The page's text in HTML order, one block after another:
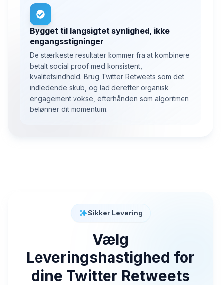
Bygget til langsigtet synlighed, ikke
engangsstigninger
De stærkeste resultater kommer fra at kombinere
betalt social proof med konsistent,
kvalitetsindhold. Brug Twitter Retweets som det
indledende skub, og lad derefter organisk
engagement vokse, efterhånden som algoritmen
belønner dit momentum.
Sikker Levering
Vælg
Leveringshastighed for
dine Twitter Retweets